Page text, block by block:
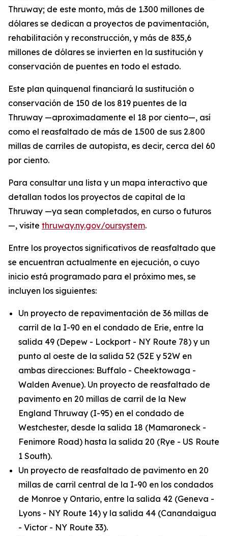
Thruway; de este monto, más de 1.300 millones de
dólares se dedican a proyectos de pavimentación,
rehabilitación y reconstrucción, y más de 835,6
millones de dólares se invierten en la sustitución y
conservación de puentes en todo el estado.
Este plan quinquenal financiará la sustitución o
conservación de 150 de los 819 puentes de la
Thruway —aproximadamente el 18 por ciento—, así
como el reasfaltado de más de 1.500 de sus 2.800
millas de carriles de autopista, es decir, cerca del 60
por ciento.
Para consultar una lista y un mapa interactivo que
detallan todos los proyectos de capital de la
Thruway —ya sean completados, en curso o futuros
—, visite thruway.ny.gov/oursystem.
Entre los proyectos significativos de reasfaltado que
se encuentran actualmente en ejecución, o cuyo
inicio está programado para el próximo mes, se
incluyen los siguientes:
Un proyecto de repavimentación de 36 millas de
carril de la I-90 en el condado de Erie, entre la
salida 49 (Depew - Lockport - NY Route 78) y un
punto al oeste de la salida 52 (52E y 52W en
ambas direcciones: Buffalo - Cheektowaga -
Walden Avenue). Un proyecto de reasfaltado de
pavimento en 20 millas de carril de la New
England Thruway (I-95) en el condado de
Westchester, desde la salida 18 (Mamaroneck -
Fenimore Road) hasta la salida 20 (Rye - US Route
1 South).
Un proyecto de reasfaltado de pavimento en 20
millas de carril central de la I-90 en los condados
de Monroe y Ontario, entre la salida 42 (Geneva -
Lyons - NY Route 14) y la salida 44 (Canandaigua
- Victor - NY Route 33).